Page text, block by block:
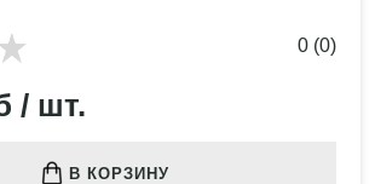
0 (0)
/ шт.
В КОРЗИНУ